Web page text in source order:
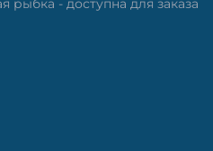
рыбка - доступна для заказа